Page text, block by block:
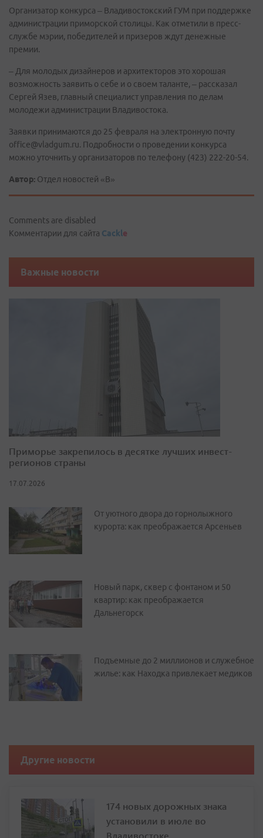
Организатор конкурса – Владивостокский ГУМ при поддержке
администрации приморской столицы. Как отметили в пресс-
службе мэрии, победителей и призеров ждут денежные
премии.
– Для молодых дизайнеров и архитекторов это хорошая
возможность заявить о себе и о своем таланте, – рассказал
Сергей Язев, главный специалист управления по делам
молодежи администрации Владивостока.
Заявки принимаются до 25 февраля на электронную почту
office@vladgum.ru. Подробности о проведении конкурса
можно уточнить у организаторов по телефону (423) 222-20-54.
Автор: Отдел новостей «В»
Comments are disabled
Комментарии для сайта Cackle
Важные новости
Приморье закрепилось в десятке лучших инвест-
регионов страны
17.07.2026
От уютного двора до горнолыжного
курорта: как преображается Арсеньев
Новый парк, сквер с фонтаном и 50
квартир: как преображается
Дальнегорск
Подъемные до 2 миллионов и служебное
жилье: как Находка привлекает медиков
Другие новости
174 новых дорожных знака
установили в июле во
Владивостоке